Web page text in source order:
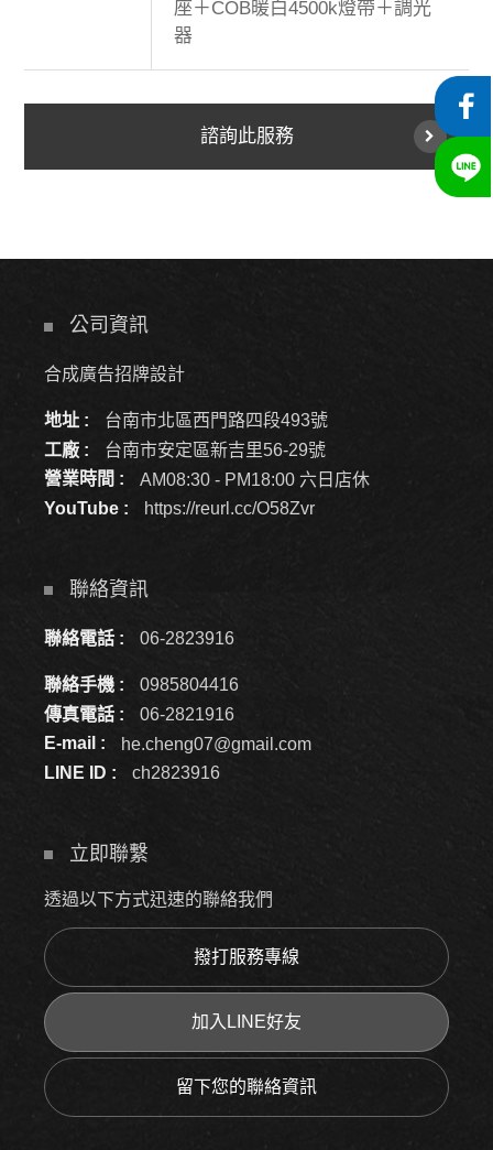
座＋COB暖白4500k燈帶＋調光
器
諮詢此服務
公司資訊
合成廣告招牌設計
地址 :
台南市北區西門路四段493號
工廠 :
台南市安定區新吉里56-29號
營業時間 :
AM08:30 - PM18:00 六日店休
YouTube :
https://reurl.cc/O58Zvr
聯絡資訊
聯絡電話 : 06-2823916
聯絡手機 :
0985804416
傳真電話 :
06-2821916
E-mail :
he.cheng07@gmail.com
LINE ID :
ch2823916
立即聯繫
透過以下方式迅速的聯絡我們
撥打服務專線
加入LINE好友
留下您的聯絡資訊